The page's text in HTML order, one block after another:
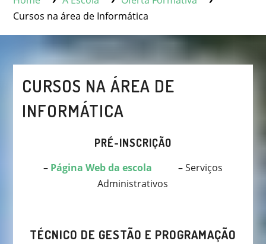
Cursos na área de Informática
CURSOS NA ÁREA DE
INFORMÁTICA
PRÉ-INSCRIÇÃO
– Página Web da escola – Serviços
Administrativos
TÉCNICO DE GESTÃO E PROGRAMAÇÃO